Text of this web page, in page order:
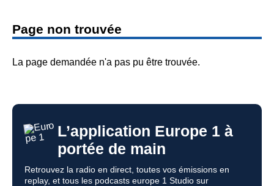
Page non trouvée
La page demandée n'a pas pu être trouvée.
L’application Europe 1 à
portée de main
Retrouvez la radio en direct, toutes vos émissions en
replay, et tous les podcasts europe 1 Studio sur